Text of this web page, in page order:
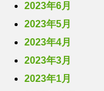
2023年6月
2023年5月
2023年4月
2023年3月
2023年1月